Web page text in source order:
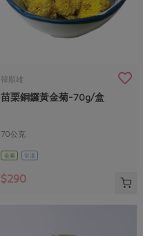
韓順雄
苗栗銅鑼黃金菊-70g/盒
70公克
全素 常溫
$290